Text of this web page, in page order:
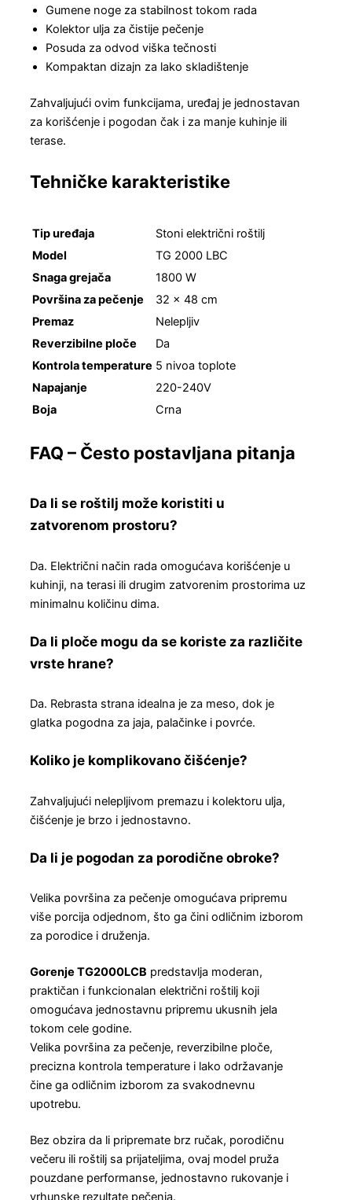
Gumene noge za stabilnost tokom rada
Kolektor ulja za čistije pečenje
Posuda za odvod viška tečnosti
Kompaktan dizajn za lako skladištenje
Zahvaljujući ovim funkcijama, uređaj je jednostavan
za korišćenje i pogodan čak i za manje kuhinje ili
terase.
Tehničke karakteristike
Tip uređaja
Stoni električni roštilj
Model
TG 2000 LBC
Snaga grejača
1800 W
Površina za pečenje
32 × 48 cm
Premaz
Nelepljiv
Reverzibilne ploče
Da
Kontrola temperature 5 nivoa toplote
Napajanje
220-240V
Boja
Crna
FAQ – Često postavljana pitanja
Da li se roštilj može koristiti u
zatvorenom prostoru?
Da. Električni način rada omogućava korišćenje u
kuhinji, na terasi ili drugim zatvorenim prostorima uz
minimalnu količinu dima.
Da li ploče mogu da se koriste za različite
vrste hrane?
Da. Rebrasta strana idealna je za meso, dok je
glatka pogodna za jaja, palačinke i povrće.
Koliko je komplikovano čišćenje?
Zahvaljujući nelepljivom premazu i kolektoru ulja,
čišćenje je brzo i jednostavno.
Da li je pogodan za porodične obroke?
Velika površina za pečenje omogućava pripremu
više porcija odjednom, što ga čini odličnim izborom
za porodice i druženja.
Gorenje TG2000LCB predstavlja moderan,
praktičan i funkcionalan električni roštilj koji
omogućava jednostavnu pripremu ukusnih jela
tokom cele godine.
Velika površina za pečenje, reverzibilne ploče,
precizna kontrola temperature i lako održavanje
čine ga odličnim izborom za svakodnevnu
upotrebu.
Bez obzira da li pripremate brz ručak, porodičnu
večeru ili roštilj sa prijateljima, ovaj model pruža
pouzdane performanse, jednostavno rukovanje i
vrhunske rezultate pečenja.